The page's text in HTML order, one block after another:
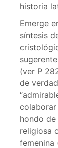
historia
Emerge
síntesis
(ver P
de
hondo
religiosa
femenina